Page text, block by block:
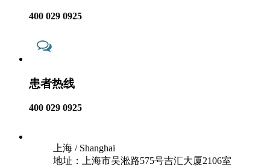
400 029 0925
患者热线
400 029 0925
上海 / Shanghai
地址：上海市吴淞路575号吉汇大厦2106室